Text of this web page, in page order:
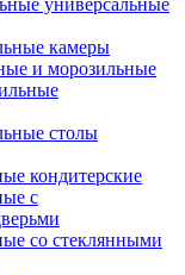
универсальные
камеры
и морозильные
столы
кондитерские
с
со стеклянными